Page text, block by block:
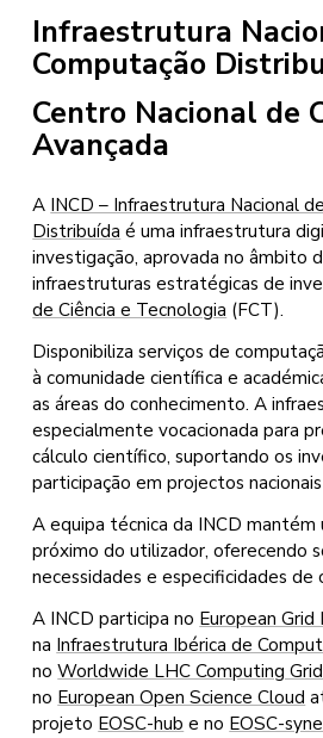
Infraestrutura
Computação
Centro Nacional de
Avançada
A INCD – Infraestrutura Nacional
Distribuída é uma infraestrutura
investigação, aprovada no âmbito
infraestruturas estratégicas de
de Ciência e Tecnologia (FCT).
Disponibiliza serviços de
à comunidade científica e
as áreas do conhecimento. A
especialmente vocacionada para
cálculo científico, suportando os
participação em projectos
A equipa técnica da INCD mantém
próximo do utilizador, oferecendo
necessidades e especificidades de
A INCD participa no European
na Infraestrutura Ibérica de
noWorldwide LHC Computing Grid
no European Open Science Cloud
projeto EOSC-hub e no EOSC-